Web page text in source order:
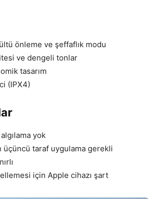
önleme ve şeffaflık modu
ve dengeli tonlar
tasarım
(IPX4)
yok
üçüncü taraf uygulama gerekli
için Apple cihazı şart